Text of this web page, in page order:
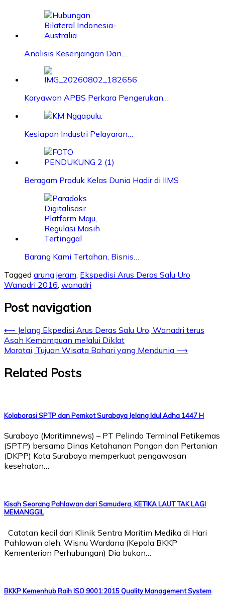
Analisis Kesenjangan Dan…
Karyawan APBS Perkara Pengerukan…
Kesiapan Industri Pelayaran…
Beragam Produk Kelas Dunia Hadir di IIMS
Barang Kami Tertahan, Bisnis…
Tagged arung jeram, Ekspedisi Arus Deras Salu Uro
Wanadri 2016, wanadri
Post navigation
⟵ Jelang Ekpedisi Arus Deras Salu Uro, Wanadri terus
Asah Kemampuan melalui Diklat
Morotai, Tujuan Wisata Bahari yang Mendunia ⟶
Related Posts
Kolaborasi SPTP dan Pemkot Surabaya Jelang Idul Adha 1447 H
Surabaya (Maritimnews) – PT Pelindo Terminal Petikemas
(SPTP) bersama Dinas Ketahanan Pangan dan Pertanian
(DKPP) Kota Surabaya memperkuat pengawasan
kesehatan…
Kisah Seorang Pahlawan dari Samudera, KETIKA LAUT TAK LAGI
MEMANGGIL
Catatan kecil dari Klinik Sentra Maritim Medika di Hari
Pahlawan oleh: Wisnu Wardana (Kepala BKKP
Kementerian Perhubungan) Dia bukan…
BKKP Kemenhub Raih ISO 9001:2015 Quality Management System